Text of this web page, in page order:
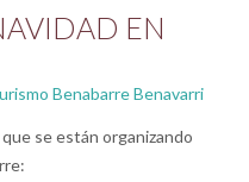
EN
Benabarre Benavarri
se están organizando